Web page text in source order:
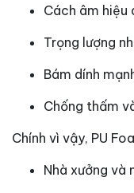
Cách âm hiệu
Trọng lượng
Bám dính
Chống thấm
Chính vì vậy, PU
Nhà xưởng và